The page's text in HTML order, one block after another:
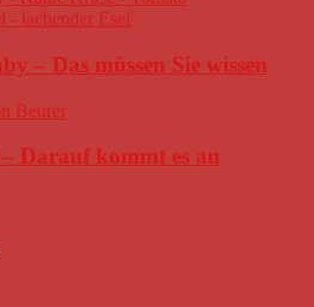
– Das müssen Sie wissen
Darauf kommt es an